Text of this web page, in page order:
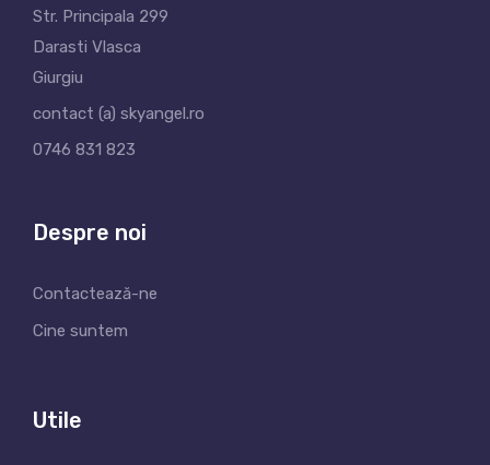
Str. Principala 299
Darasti Vlasca
Giurgiu
contact (a) skyangel.ro
0746 831 823
Despre noi
Contactează-ne
Cine suntem
Utile